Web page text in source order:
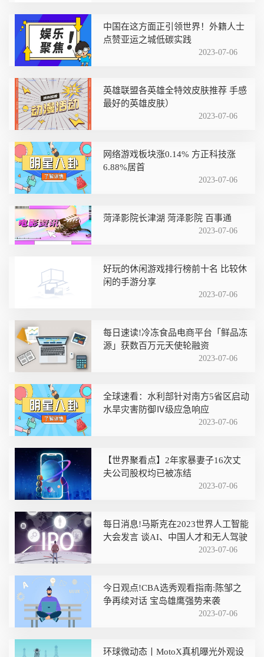
中国在这方面正引领世界！外籍人士
点赞亚运之城低碳实践
2023-07-06
英雄联盟各英雄全特效皮肤推荐 手感
最好的英雄皮肤）
2023-07-06
网络游戏板块涨0.14% 方正科技涨
6.88%居首
2023-07-06
菏泽影院长津湖 菏泽影院 百事通
2023-07-06
好玩的休闲游戏排行榜前十名 比较休
闲的手游分享
2023-07-06
每日速读!冷冻食品电商平台「鲜品冻
源」获数百万元天使轮融资
2023-07-06
全球速看：水利部针对南方5省区启动
水旱灾害防御Ⅳ级应急响应
2023-07-06
【世界聚看点】2年家暴妻子16次丈
夫公司股权均已被冻结
2023-07-06
每日消息!马斯克在2023世界人工智能
大会发言 谈AI、中国人才和无人驾驶
2023-07-06
今日观点!CBA选秀观看指南:陈邹之
争再续对话 宝岛雄鹰强势来袭
2023-07-06
环球微动态丨MotoX真机曝光外观设